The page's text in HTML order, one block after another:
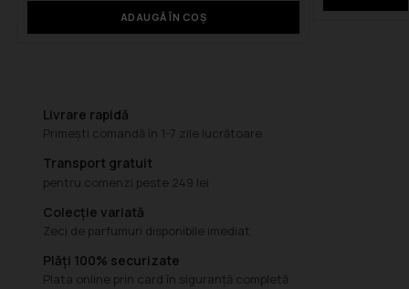
ADAUGĂ ÎN COȘ
Livrare rapidă
Primești comandă în 1-7 zile lucrătoare
Transport gratuit
pentru comenzi peste 249 lei
Colecție variată
Zeci de parfumuri disponibile imediat
Plăți 100% securizate
Plata online prin card în siguranță completă